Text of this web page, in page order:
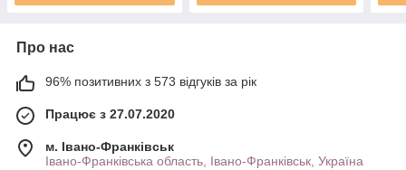
Про нас
96% позитивних з 573 відгуків за рік
Працює з 27.07.2020
м. Івано-Франківськ
Івано-Франківська область, Івано-Франківськ, Україна